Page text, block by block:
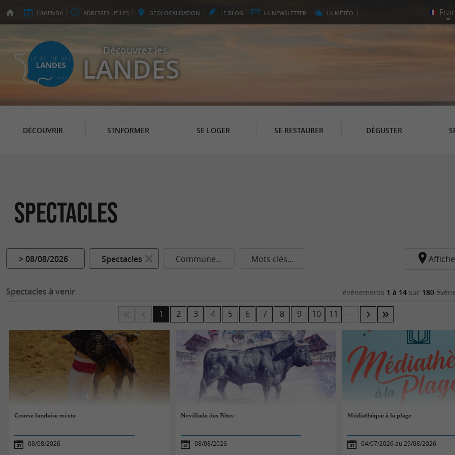
L'AGENDA ADRESSES UTILES GEOLOCALISATION LE BLOG LA NEWSLETTER LA MÉTÉO
Découvrez les
LANDES
DÉCOUVRIR S'INFORMER SE LOGER SE RESTAURER DÉGUSTER
Spectacles
> 08/08/2026 Spectacles Commune... Mots clés...
Spectacles à venir évènements 1 à 14 sur 180
1 2 3 4 5 6 7 8 9 10 11
Course landaise mixte
08/08/2026
Novillada des Fêtes
08/08/2026
Médiathèque à la plage
04/07/2026 au 29/08/2026